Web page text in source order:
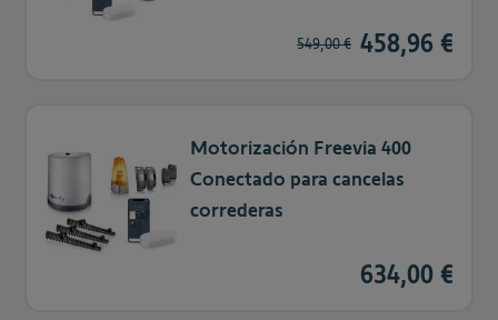
458,96 €
549,00 €
Motorización Freevia 400
Conectado para cancelas
correderas
634,00 €